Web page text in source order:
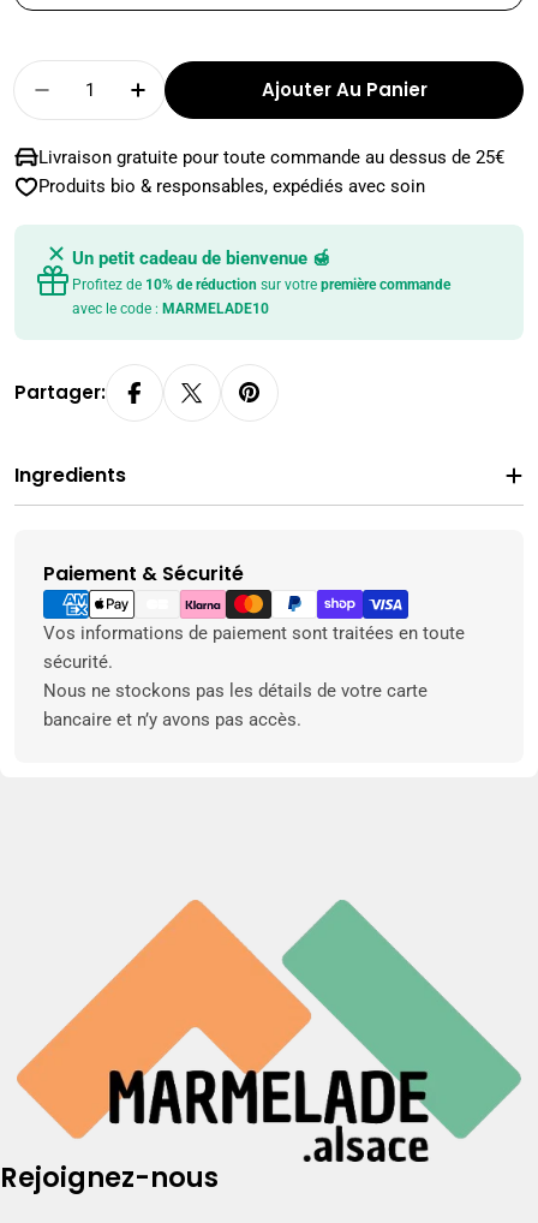
Quantité
Diminuer La Quantité Pour Datte - 500g
Augmenter La Quantité Pour Datte
Ajouter Au Panier
Livraison gratuite pour toute commande au dessus de 25€
Produits bio & responsables, expédiés avec soin
Un petit cadeau de bienvenue 🍯
Profitez de 10% de réduction sur votre première commande
avec le code : MARMELADE10
Partager:
Ingredients
Paiement & Sécurité
Modes
paiement
Vos informations de paiement sont traitées en toute
sécurité.
Nous ne stockons pas les détails de votre carte
bancaire et n’y avons pas accès.
Rejoignez-nous